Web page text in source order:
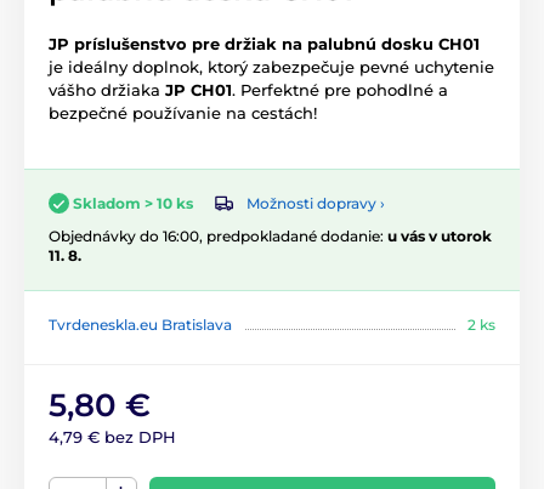
JP príslušenstvo pre držiak na palubnú dosku CH01
je ideálny doplnok, ktorý zabezpečuje pevné uchytenie
vášho držiaka JP CH01. Perfektné pre pohodlné a
bezpečné používanie na cestách!
Skladom > 10 ks
Možnosti dopravy ›
Objednávky do 16:00, predpokladané dodanie: u vás v utorok
11. 8.
Tvrdeneskla.eu Bratislava 2 ks
5,80 €
4,79 € bez DPH